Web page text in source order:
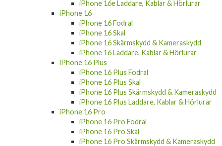
iPhone 16
iPhone 16 Fodral
iPhone 16 Skal
iPhone 16 Skärmskydd & Kameraskydd
iPhone 16 Laddare, Kablar & Hörlurar
iPhone 16 Plus
iPhone 16 Plus Fodral
iPhone 16 Plus Skal
iPhone 16 Plus Skärmskydd & Kameraskydd
iPhone 16 Plus Laddare, Kablar & Hörlurar
iPhone 16 Pro
iPhone 16 Pro Fodral
iPhone 16 Pro Skal
iPhone 16 Pro Skärmskydd & Kameraskydd
iPhone 16 Pro Laddare, Kablar & Hörlurar